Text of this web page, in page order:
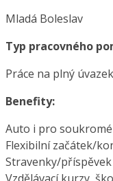
Mladá Boleslav
Typ pracovného
Práce na plný úvazek
Benefity:
Auto i pro
Flexibilní začátek/
Stravenky/